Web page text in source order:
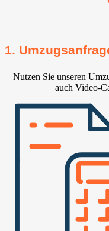
1.
Nutzen Sie unseren
auch Video-